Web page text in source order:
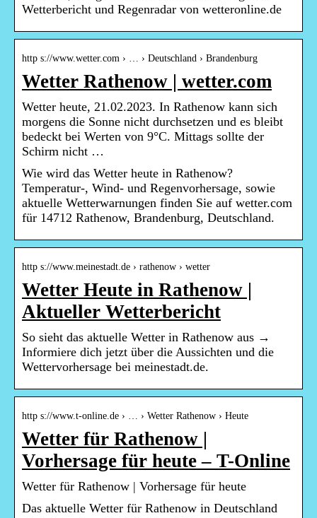
Wetterbericht und Regenradar von wetteronline.de
http s://www.wetter.com › … › Deutschland › Brandenburg
Wetter Rathenow | wetter.com
Wetter heute, 21.02.2023. In Rathenow kann sich
morgens die Sonne nicht durchsetzen und es bleibt
bedeckt bei Werten von 9°C. Mittags sollte der
Schirm nicht …
Wie wird das Wetter heute in Rathenow?
Temperatur-, Wind- und Regenvorhersage, sowie
aktuelle Wetterwarnungen finden Sie auf wetter.com
für 14712 Rathenow, Brandenburg, Deutschland.
http s://www.meinestadt.de › rathenow › wetter
Wetter Heute in Rathenow |
Aktueller Wetterbericht
So sieht das aktuelle Wetter in Rathenow aus →
Informiere dich jetzt über die Aussichten und die
Wettervorhersage bei meinestadt.de.
http s://www.t-online.de › … › Wetter Rathenow › Heute
Wetter für Rathenow |
Vorhersage für heute – T-Online
Wetter für Rathenow | Vorhersage für heute
Das aktuelle Wetter für Rathenow in Deutschland